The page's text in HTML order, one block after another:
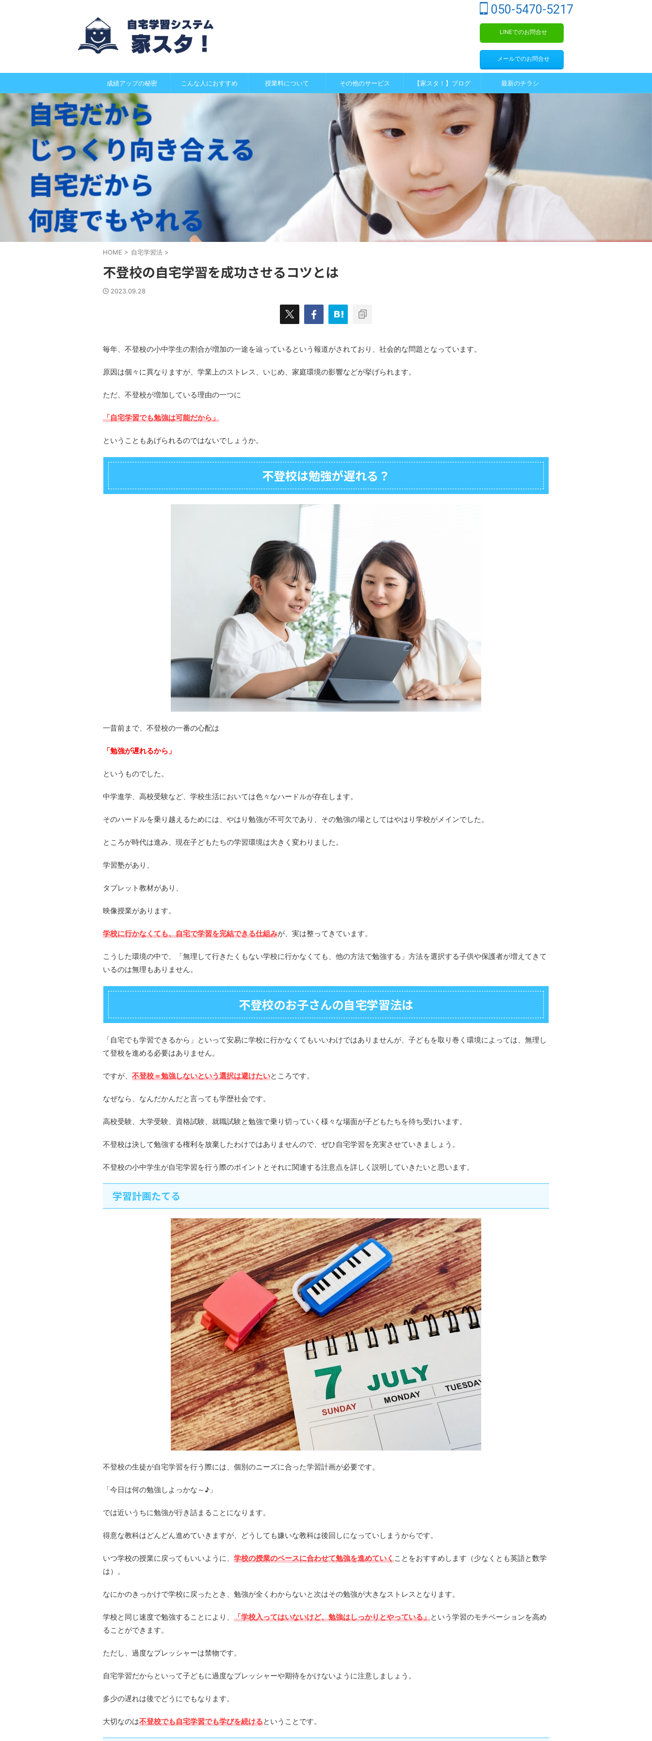
050-5470-5217
LINEでのお問合せ
メールでのお問合せ
成績アップの秘密 こんな人におすすめ 授業料について その他のサービス 【家スタ！】ブログ 最新のチラシ
HOME > 自宅学習法 >
不登校の自宅学習を成功させるコツとは
2023.09.28
毎年、不登校の小中学生の割合が増加の一途を辿っているという報道がされており、社会的な問題となっています。
原因は個々に異なりますが、学業上のストレス、いじめ、家庭環境の影響などが挙げられます。
ただ、不登校が増加している理由の一つに
「自宅学習でも勉強は可能だから」
ということもあげられるのではないでしょうか。
不登校は勉強が遅れる？
一昔前まで、不登校の一番の心配は
「勉強が遅れるから」
というものでした。
中学進学、高校受験など、学校生活においては色々なハードルが存在します。
そのハードルを乗り越えるためには、やはり勉強が不可欠であり、その勉強の場としてはやはり学校がメインでした。
ところが時代は進み、現在子どもたちの学習環境は大きく変わりました。
学習塾があり、
タブレット教材があり、
映像授業があります。
学校に行かなくても、自宅で学習を完結できる仕組みが、実は整ってきています。
こうした環境の中で、「無理して行きたくもない学校に行かなくても、他の方法で勉強する」方法を選択する子供や保護者が増えてきて
いるのは無理もありません。
不登校のお子さんの自宅学習法は
「自宅でも学習できるから」といって安易に学校に行かなくてもいいわけではありませんが、子どもを取り巻く環境によっては、無理し
て登校を進める必要はありません。
ですが、 不登校＝勉強しないという選択は避けたいところです。
なぜなら、なんだかんだと言っても学歴社会です。
高校受験、大学受験、資格試験、就職試験と勉強で乗り切っていく様々な場面が子どもたちを待ち受けいます。
不登校は決して勉強する権利を放棄したわけではありませんので、ぜひ自宅学習を充実させていきましょう。
不登校の小中学生が自宅学習を行う際のポイントとそれに関連する注意点を詳しく説明していきたいと思います。
学習計画たてる
不登校の生徒が自宅学習を行う際には、個別のニーズに合った学習計画が必要です。
「今日は何の勉強しよっかな～♪」
では近いうちに勉強が行き詰まることになります。
得意な教科はどんどん進めていきますが、どうしても嫌いな教科は後回しになっていしまうからです。
いつ学校の授業に戻ってもいいように、 学校の授業のペースに合わせて勉強を進めていくことをおすすめします（少なくとも英語と数学
は）。
なにかのきっかけで学校に戻ったとき、勉強が全くわからないと次はその勉強が大きなストレスとなります。
学校と同じ速度で勉強することにより、 「学校入ってはいないけど、勉強はしっかりとやっている」という学習のモチベーションを高め
ることができます。
ただし、過度なプレッシャーは禁物です。
自宅学習だからといって子どもに過度なプレッシャーや期待をかけないように注意しましょう。
多少の遅れは後でどうにでもなります。
大切なのは不登校でも自宅学習でも学びを続けるということです。